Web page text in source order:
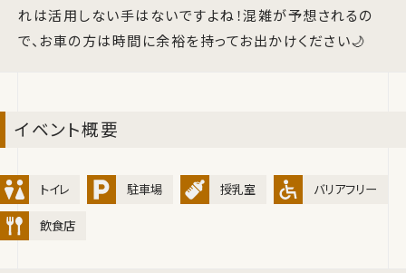
れは活用しない手はないですよね！混雑が予想されるの
で、お車の方は時間に余裕を持ってお出かけください🌙
イベント概要
トイレ 駐車場 授乳室 バリアフリー
飲食店